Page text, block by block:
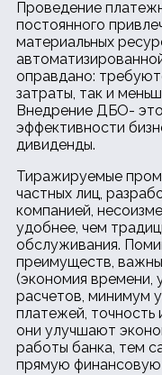
Проведение
постоянного
материальных
оправдано:
затраты, так и
Внедрение ДБО-
эффективности
дивиденды.
Тиражируемые
частных лиц,
компанией,
удобнее, чем
обслуживания.
преимуществ,
(экономия времени,
расчетов, минимум
платежей, точность
они улучшают
работы банка, тем
прямую финансовую